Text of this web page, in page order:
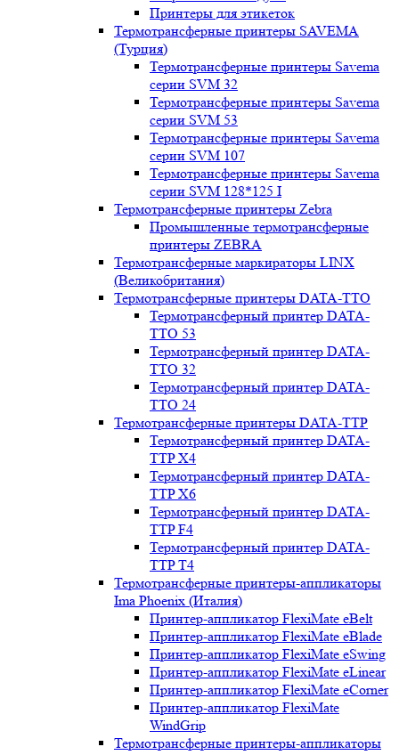
Принтеры для этикеток
Термотрансферные принтеры SAVEMA
(Турция)
Термотрансферные принтеры Savema
серии SVM 32
Термотрансферные принтеры Savema
серии SVM 53
Термотрансферные принтеры Savema
серии SVM 107
Термотрансферные принтеры Savema
серии SVM 128*125 I
Термотрансферные принтеры Zebra
Промышленные термотрансферные
принтеры ZEBRA
Термотрансферные маркираторы LINX
(Великобритания)
Термотрансферные принтеры DATA-TTO
Термотрансферный принтер DATA-
TTO 53
Термотрансферный принтер DATA-
TTO 32
Термотрансферный принтер DATA-
TTO 24
Термотрансферные принтеры DATA-TTP
Термотрансферный принтер DATA-
TTP Х4
Термотрансферный принтер DATA-
TTP Х6
Термотрансферный принтер DATA-
TTP F4
Термотрансферный принтер DATA-
TTP T4
Термотрансферные принтеры-аппликаторы
Ima Phoenix (Италия)
Принтер-аппликатор FlexiMate eBelt
Принтер-аппликатор FlexiMate eBlade
Принтер-аппликатор FlexiMate eSwing
Принтер-аппликатор FlexiMate eLinear
Принтер-аппликатор FlexiMate eCorner
Принтер-аппликатор FlexiMate
WindGrip
Термотрансферные принтеры-аппликаторы